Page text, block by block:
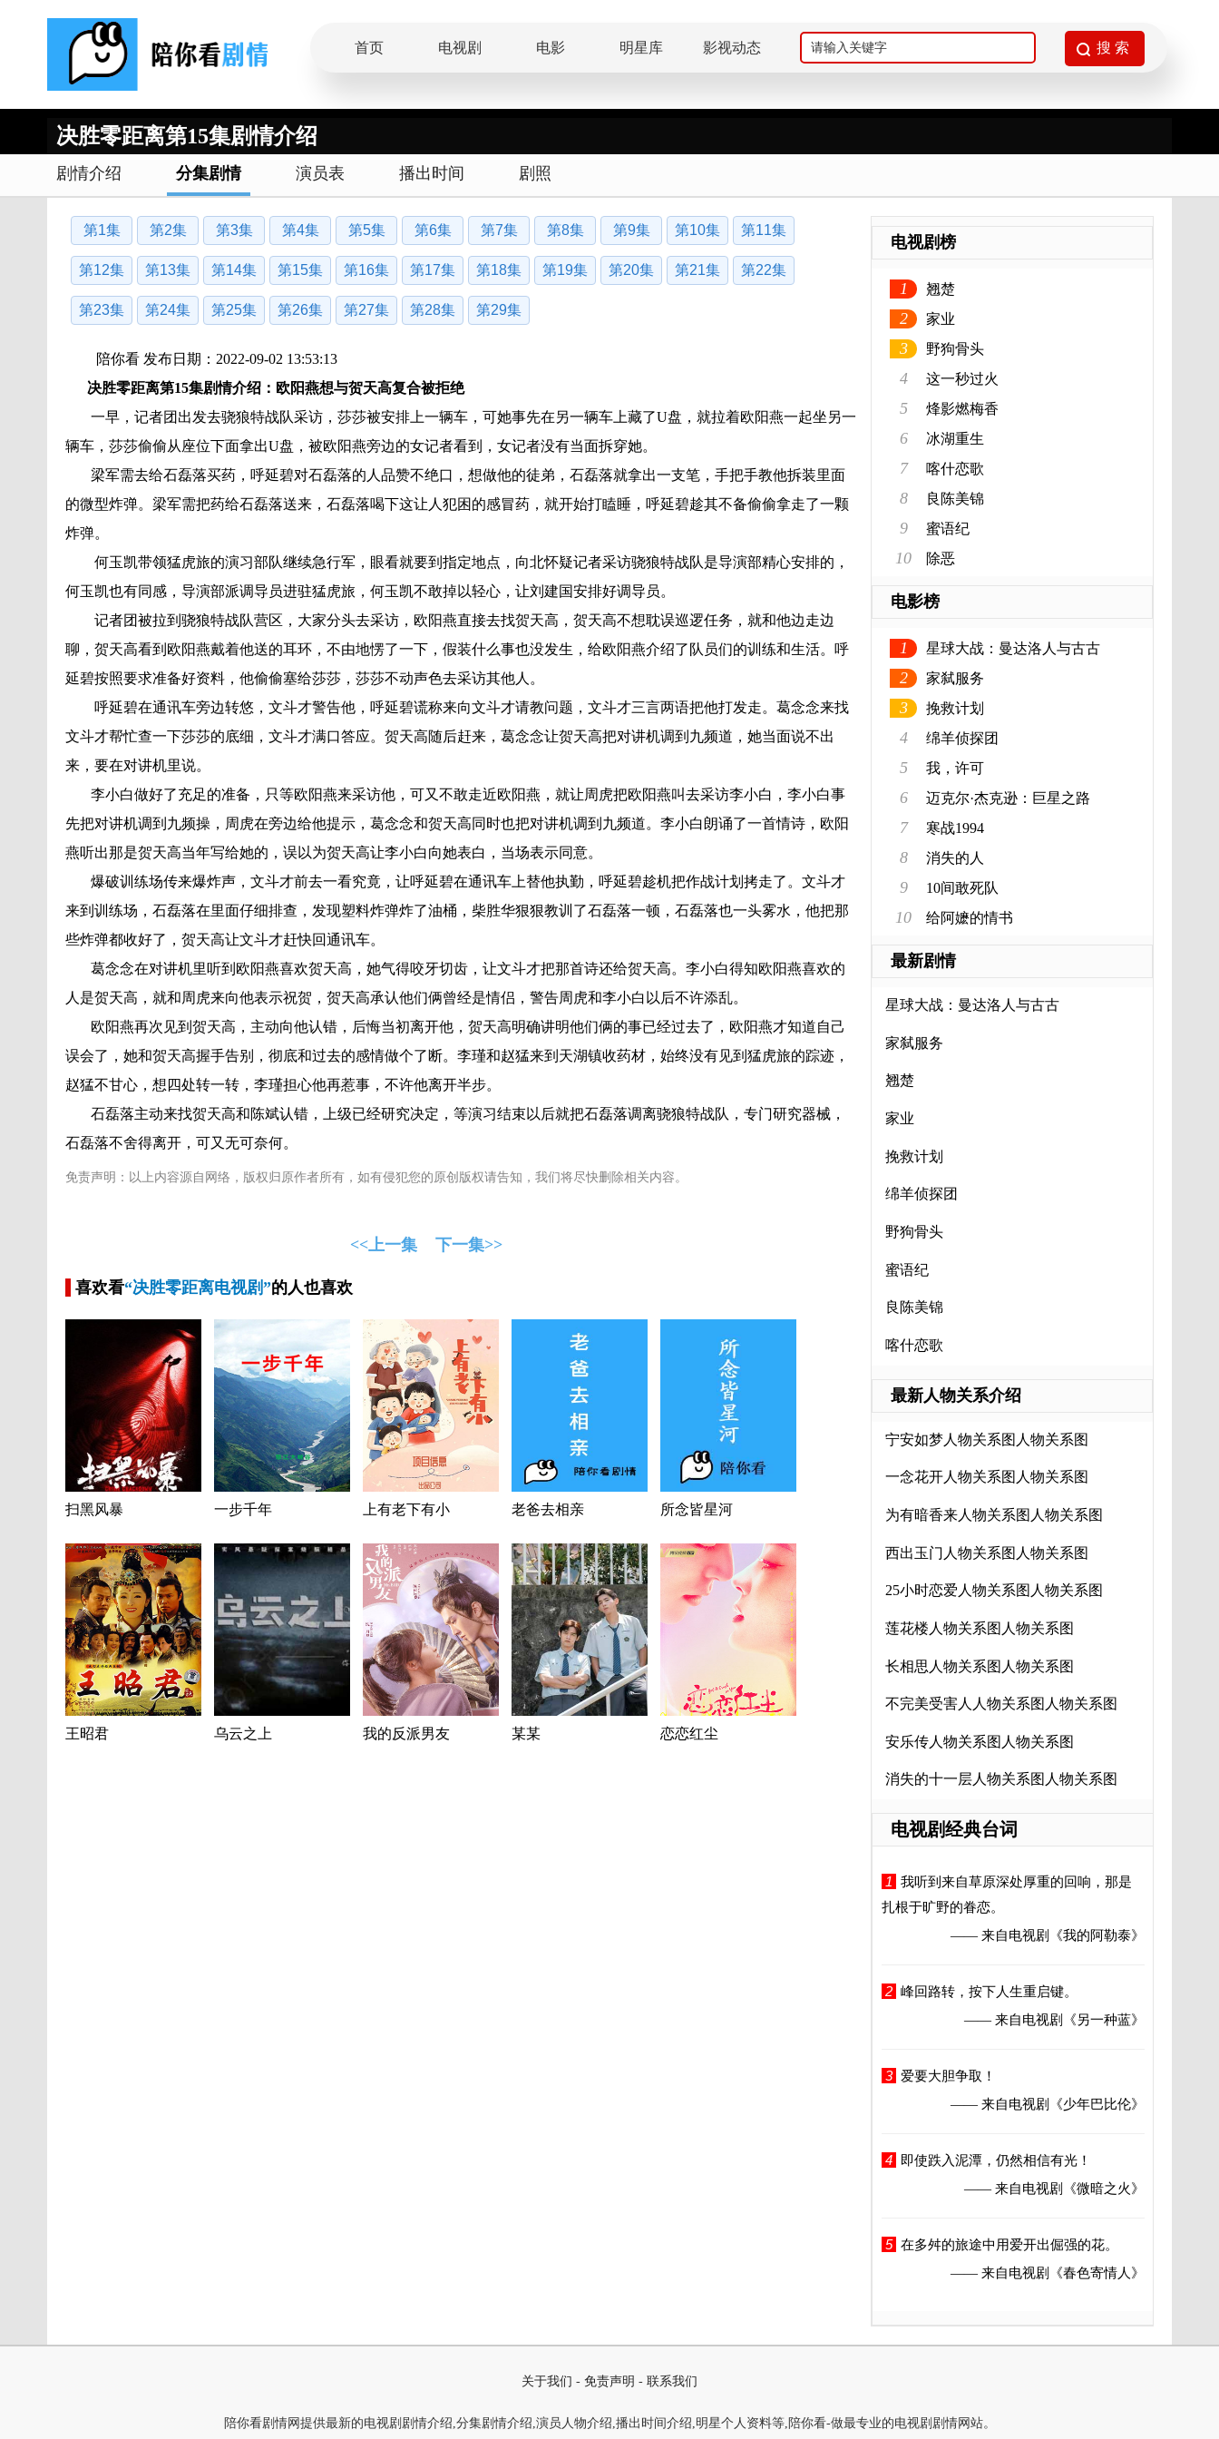
首页 电视剧 电影 明星库 影视动态
决胜零距离第15集剧情介绍
剧情介绍 分集剧情 演员表 播出时间 剧照
第1集 第2集 第3集 第4集 第5集 第6集 第7集 第8集 第9集 第10集 第11集
第12集 第13集 第14集 第15集 第16集 第17集 第18集 第19集 第20集 第21集 第22集
第23集 第24集 第25集 第26集 第27集 第28集 第29集
陪你看 发布日期：2022-09-02 13:53:13
决胜零距离第15集剧情介绍：欧阳燕想与贺天高复合被拒绝
一早，记者团出发去骁狼特战队采访，莎莎被安排上一辆车，可她事先在另一辆车上藏了U盘，就拉着欧阳燕一起坐另一
辆车，莎莎偷偷从座位下面拿出U盘，被欧阳燕旁边的女记者看到，女记者没有当面拆穿她。
梁军需去给石磊落买药，呼延碧对石磊落的人品赞不绝口，想做他的徒弟，石磊落就拿出一支笔，手把手教他拆装里面
的微型炸弹。梁军需把药给石磊落送来，石磊落喝下这让人犯困的感冒药，就开始打瞌睡，呼延碧趁其不备偷偷拿走了一颗
炸弹。
何玉凯带领猛虎旅的演习部队继续急行军，眼看就要到指定地点，向北怀疑记者采访骁狼特战队是导演部精心安排的，
何玉凯也有同感，导演部派调导员进驻猛虎旅，何玉凯不敢掉以轻心，让刘建国安排好调导员。
记者团被拉到骁狼特战队营区，大家分头去采访，欧阳燕直接去找贺天高，贺天高不想耽误巡逻任务，就和他边走边
聊，贺天高看到欧阳燕戴着他送的耳环，不由地愣了一下，假装什么事也没发生，给欧阳燕介绍了队员们的训练和生活。呼
延碧按照要求准备好资料，他偷偷塞给莎莎，莎莎不动声色去采访其他人。
呼延碧在通讯车旁边转悠，文斗才警告他，呼延碧谎称来向文斗才请教问题，文斗才三言两语把他打发走。葛念念来找
文斗才帮忙查一下莎莎的底细，文斗才满口答应。贺天高随后赶来，葛念念让贺天高把对讲机调到九频道，她当面说不出
来，要在对讲机里说。
李小白做好了充足的准备，只等欧阳燕来采访他，可又不敢走近欧阳燕，就让周虎把欧阳燕叫去采访李小白，李小白事
先把对讲机调到九频操，周虎在旁边给他提示，葛念念和贺天高同时也把对讲机调到九频道。李小白朗诵了一首情诗，欧阳
燕听出那是贺天高当年写给她的，误以为贺天高让李小白向她表白，当场表示同意。
爆破训练场传来爆炸声，文斗才前去一看究竟，让呼延碧在通讯车上替他执勤，呼延碧趁机把作战计划拷走了。文斗才
来到训练场，石磊落在里面仔细排查，发现塑料炸弹炸了油桶，柴胜华狠狠教训了石磊落一顿，石磊落也一头雾水，他把那
些炸弹都收好了，贺天高让文斗才赶快回通讯车。
葛念念在对讲机里听到欧阳燕喜欢贺天高，她气得咬牙切齿，让文斗才把那首诗还给贺天高。李小白得知欧阳燕喜欢的
人是贺天高，就和周虎来向他表示祝贺，贺天高承认他们俩曾经是情侣，警告周虎和李小白以后不许添乱。
欧阳燕再次见到贺天高，主动向他认错，后悔当初离开他，贺天高明确讲明他们俩的事已经过去了，欧阳燕才知道自己
误会了，她和贺天高握手告别，彻底和过去的感情做个了断。李瑾和赵猛来到天湖镇收药材，始终没有见到猛虎旅的踪迹，
赵猛不甘心，想四处转一转，李瑾担心他再惹事，不许他离开半步。
石磊落主动来找贺天高和陈斌认错，上级已经研究决定，等演习结束以后就把石磊落调离骁狼特战队，专门研究器械，
石磊落不舍得离开，可又无可奈何。
免责声明：以上内容源自网络，版权归原作者所有，如有侵犯您的原创版权请告知，我们将尽快删除相关内容。
<<上一集 下一集>>
喜欢看“决胜零距离电视剧”的人也喜欢
扫黑风暴 一步千年 上有老下有小 老爸去相亲 所念皆星河
王昭君 乌云之上 我的反派男友 某某 恋恋红尘
电视剧榜
1 翘楚
2 家业
3 野狗骨头
4 这一秒过火
5 烽影燃梅香
6 冰湖重生
7 喀什恋歌
8 良陈美锦
9 蜜语纪
10 除恶
电影榜
1 星球大战：曼达洛人与古古
2 家弑服务
3 挽救计划
4 绵羊侦探团
5 我，许可
6 迈克尔·杰克逊：巨星之路
7 寒战1994
8 消失的人
9 10间敢死队
10 给阿嬷的情书
最新剧情
星球大战：曼达洛人与古古
家弑服务
翘楚
家业
挽救计划
绵羊侦探团
野狗骨头
蜜语纪
良陈美锦
喀什恋歌
最新人物关系介绍
宁安如梦人物关系图人物关系图
一念花开人物关系图人物关系图
为有暗香来人物关系图人物关系图
西出玉门人物关系图人物关系图
25小时恋爱人物关系图人物关系图
莲花楼人物关系图人物关系图
长相思人物关系图人物关系图
不完美受害人人物关系图人物关系图
安乐传人物关系图人物关系图
消失的十一层人物关系图人物关系图
电视剧经典台词
1
我听到来自草原深处厚重的回响，那是
扎根于旷野的眷恋。
—— 来自电视剧
《我的阿勒泰》
2 峰回路转，按下人生重启键。
—— 来自电视剧
《另一种蓝》
3
爱要大胆争取！
—— 来自电视剧
《少年巴比伦》
4
即使跌入泥潭，仍然相信有光！
—— 来自电视剧
《微暗之火》
5 在多舛的旅途中用爱开出倔强的花。
—— 来自电视剧
《春色寄情人》
关于我们 - 免责声明 - 联系我们
陪你看剧情网提供最新的电视剧剧情介绍,分集剧情介绍,演员人物介绍,播出时间介绍,明星个人资料等,陪你看-做最专业的电视剧剧情网站。